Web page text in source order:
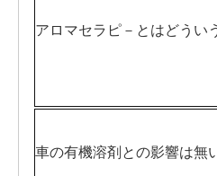
アロマセラピ－とはどうい
車の有機溶剤との影響は無